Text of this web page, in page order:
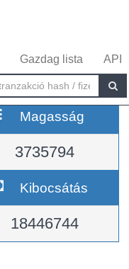
Gazdag lista API
Magasság
3735794
Kibocsátás
18446744